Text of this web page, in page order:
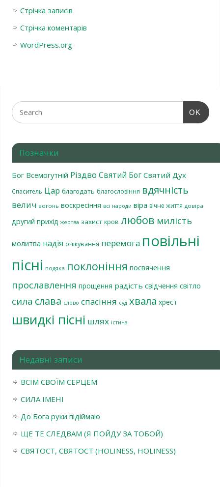
Стрічка записів
Стрічка коментарів
WordPress.org
OK
Позначки
Бог Всемогутній Різдво Святий Бог Святий Дух
Спаситель Цар благодать благословіння вдячність
велич вогонь воскресіння всі народи віра вічне життя довіра
другий прихід жертва захист кров любов милість
молитва надія очікування перемога повільні
пісні подяка поклоніння посвячення
прославлення прощення радість свідчення світло
сила слава слово спасіння суд хвала хрест
швидкі пісні шлях істина
Недавні записи
ВСІМ СВОЇМ СЕРЦЕМ
СИЛА ІМЕНІ
До Бога руки підіймаю
ЩЕ ТЕ СЛЕДВАМ (Я ПОЙДУ ЗА ТОБОЙ)
СВЯТОСТ, СВЯТОСТ (HOLINESS, HOLINESS)